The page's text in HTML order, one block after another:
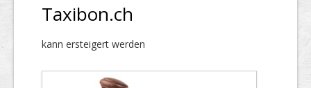
Taxibon.ch
kann ersteigert werden